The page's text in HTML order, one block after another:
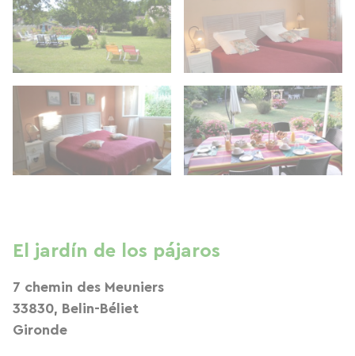
El jardín de los pájaros
7 chemin des Meuniers
33830, Belin-Béliet
Gironde